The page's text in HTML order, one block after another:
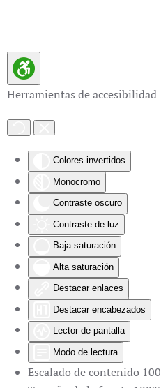
Herramientas de accesibilidad
Colores invertidos
Monocromo
Contraste oscuro
Contraste de luz
Baja saturación
Alta saturación
Destacar enlaces
Destacar encabezados
Lector de pantalla
Modo de lectura
Escalado de contenido 100